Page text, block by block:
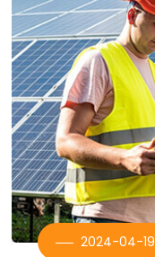
2024-04-19